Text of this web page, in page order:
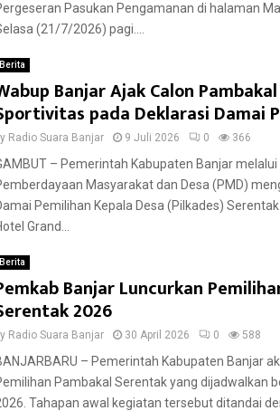
Pasukan Pengamanan di halaman
(21/7/2026) pagi....
Berita
Banjar Ajak Calon
pada Deklarasi Damai
Radio Suara Banjar 9 Juli 2026 0 366
– Pemerintah Kabupaten Banjar melalui
Masyarakat dan Desa (PMD)
Pemilihan Kepala Desa (Pilkades)
Grand...
Berita
Banjar Luncurkan
2026
Radio Suara Banjar 30 April 2026 0 588
– Pemerintah Kabupaten Banjar
Pambakal Serentak yang dijadwalkan
Tahapan awal kegiatan tersebut ditandai